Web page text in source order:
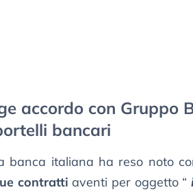
accordo con Gruppo
bancari
banca italiana ha reso noto
contratti aventi per oggetto “